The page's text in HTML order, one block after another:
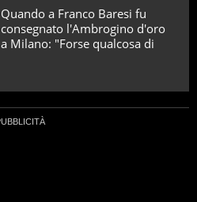
Quando a Franco Baresi fu
consegnato l'Ambrogino d'oro
a Milano: "Forse qualcosa di